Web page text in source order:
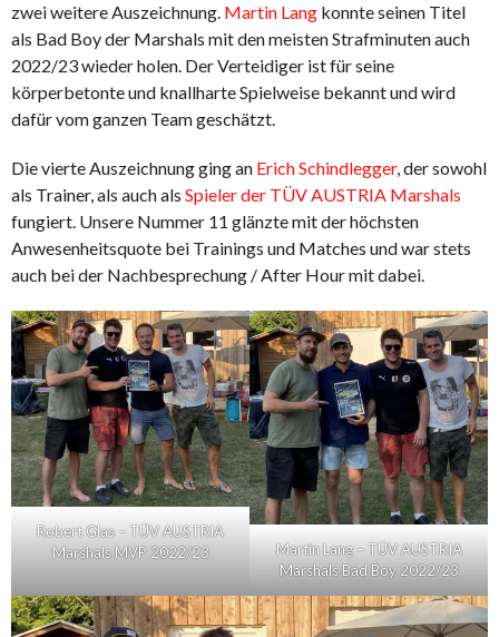
zwei weitere Auszeichnung. Martin Lang konnte seinen Titel
als Bad Boy der Marshals mit den meisten Strafminuten auch
2022/23 wieder holen. Der Verteidiger ist für seine
körperbetonte und knallharte Spielweise bekannt und wird
dafür vom ganzen Team geschätzt.
Die vierte Auszeichnung ging an Erich Schindlegger, der sowohl
als Trainer, als auch als Spieler der TÜV AUSTRIA Marshals
fungiert. Unsere Nummer 11 glänzte mit der höchsten
Anwesenheitsquote bei Trainings und Matches und war stets
auch bei der Nachbesprechung / After Hour mit dabei.
Robert Glas – TÜV AUSTRIA
Marshals MVP 2022/23
Martin Lang – TÜV AUSTRIA
Marshals Bad Boy 2022/23